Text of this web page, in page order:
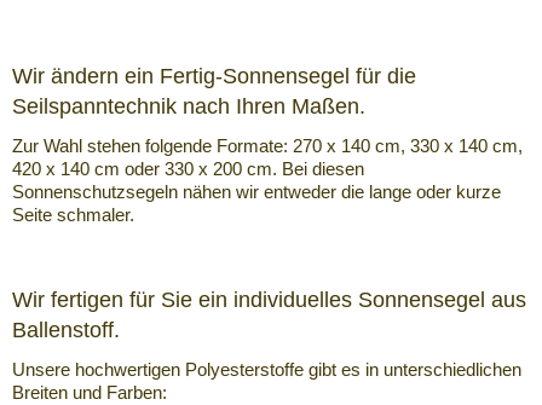
Wir ändern ein Fertig-Sonnensegel für die
Seilspanntechnik nach Ihren Maßen.
Zur Wahl stehen folgende Formate: 270 x 140 cm, 330 x 140 cm,
420 x 140 cm oder 330 x 200 cm. Bei diesen
Sonnenschutzsegeln nähen wir entweder die lange oder kurze
Seite schmaler.
Wir fertigen für Sie ein individuelles Sonnensegel aus
Ballenstoff.
Unsere hochwertigen Polyesterstoffe gibt es in unterschiedlichen
Breiten und Farben: